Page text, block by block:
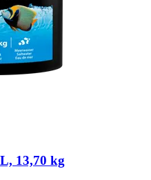
13,70 kg